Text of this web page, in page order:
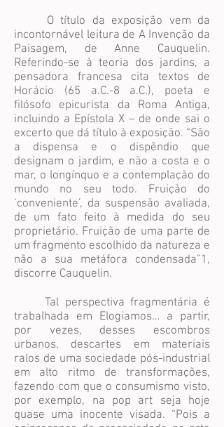
O título da exposição vem da
incontornável leitura de A Invenção da
Paisagem, de Anne Cauquelin.
Referindo-se à teoria dos jardins, a
pensadora francesa cita textos de
Horácio (65 a.C.-8 a.C.), poeta e
filósofo epicurista da Roma Antiga,
incluindo a Epístola X – de onde sai o
excerto que dá título à exposição. “São
a dispensa e o dispêndio que
designam o jardim, e não a costa e o
mar, o longínquo e a contemplação do
mundo no seu todo. Fruição do
‘conveniente’, da suspensão avaliada,
de um fato feito à medida do seu
proprietário. Fruição de uma parte de
um fragmento escolhido da natureza e
não a sua metáfora condensada”1,
discorre Cauquelin.
Tal perspectiva fragmentária é
trabalhada em Elogiamos… a partir,
por vezes, desses escombros
urbanos, descartes em materiais
ralos de uma sociedade pós-industrial
em alto ritmo de transformações,
fazendo com que o consumismo visto,
por exemplo, na pop art seja hoje
quase uma inocente visada. “Pois a